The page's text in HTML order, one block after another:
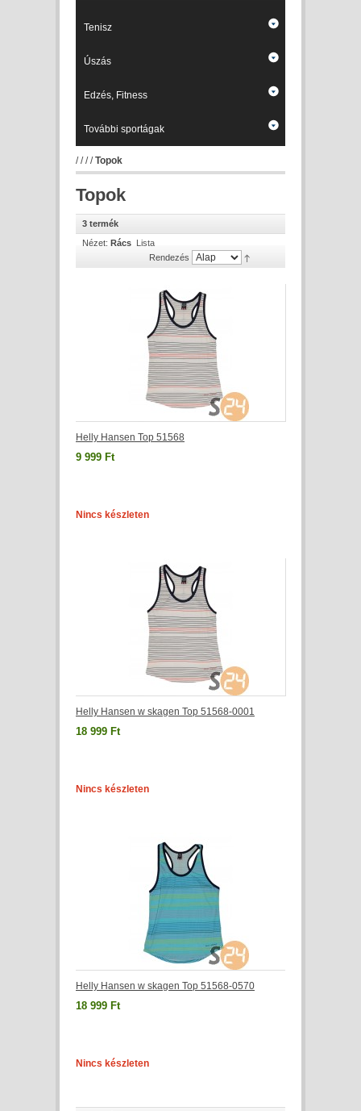
Tenisz
Úszás
Edzés, Fitness
További sportágak
////Topok
Topok
3 termék
Nézet: Rács Lista
Rendezés
Helly Hansen Top 51568
9 999 Ft
Nincs készleten
Helly Hansen w skagen Top 51568-0001
18 999 Ft
Nincs készleten
Helly Hansen w skagen Top 51568-0570
18 999 Ft
Nincs készleten